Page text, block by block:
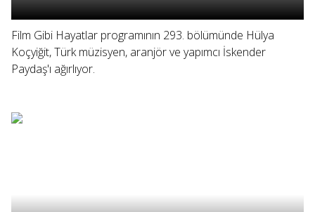
Film Gibi Hayatlar programının 293. bölümünde Hülya
Koçyiğit, Türk müzisyen, aranjör ve yapımcı İskender
Paydaş'ı ağırlıyor.